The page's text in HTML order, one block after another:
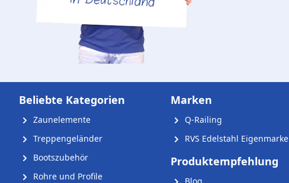
Beliebte Kategorien
Zaunelemente
Treppengeländer
Bootszubehör
Rohre und Profile
Marken
Q-Railing
RVS Edelstahl Eigenmarke
Produktempfehlung
Blog